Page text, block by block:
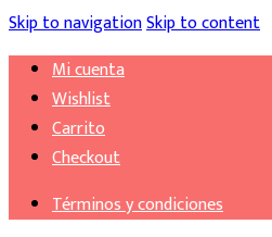
Skip to navigationSkip to content
Mi cuenta
Wishlist
Carrito
Checkout
Términos y condiciones